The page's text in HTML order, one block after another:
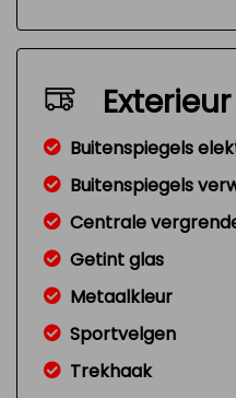
Exterieur
Buitenspiegels
Buitenspiegels
Centrale
Getint glas
Metaalkleur
Sportvelgen
Trekhaak